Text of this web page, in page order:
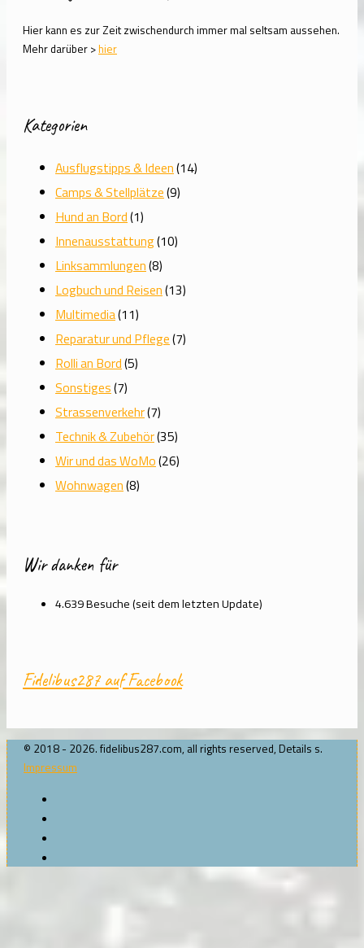
Hier kann es zur Zeit zwischendurch immer mal seltsam aussehen.
Mehr darüber >hier
Kategorien
Ausflugstipps & Ideen(14)
Camps & Stellplätze(9)
Hund an Bord(1)
Innenausstattung(10)
Linksammlungen(8)
Logbuch und Reisen(13)
Multimedia(11)
Reparatur und Pflege(7)
Rolli an Bord(5)
Sonstiges(7)
Strassenverkehr(7)
Technik & Zubehör(35)
Wir und das WoMo(26)
Wohnwagen(8)
Wir danken für
4.639 Besuche (seit dem letzten Update)
Fidelibus287 auf Facebook
© 2018 - 2026. fidelibus287.com, all rights reserved, Details s.
Impressum